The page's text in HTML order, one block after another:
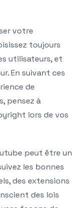
votre
toujours
utilisateurs, et
En suivant ces
de
pensez à
lors de vos
peut être un
les bonnes
des extensions
des lois